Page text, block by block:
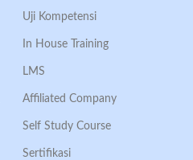
Uji Kompetensi
In House Training
LMS
Affiliated Company
Self Study Course
Sertifikasi